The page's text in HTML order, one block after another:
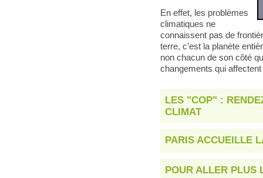
En effet, les problèmes
climatiques ne
connaissent pas de
terre, c’est la planète
non chacun de son côté
changements qui
LES "COP" :
CLIMAT
PARIS ACCUEILLE
POUR ALLER PLUS